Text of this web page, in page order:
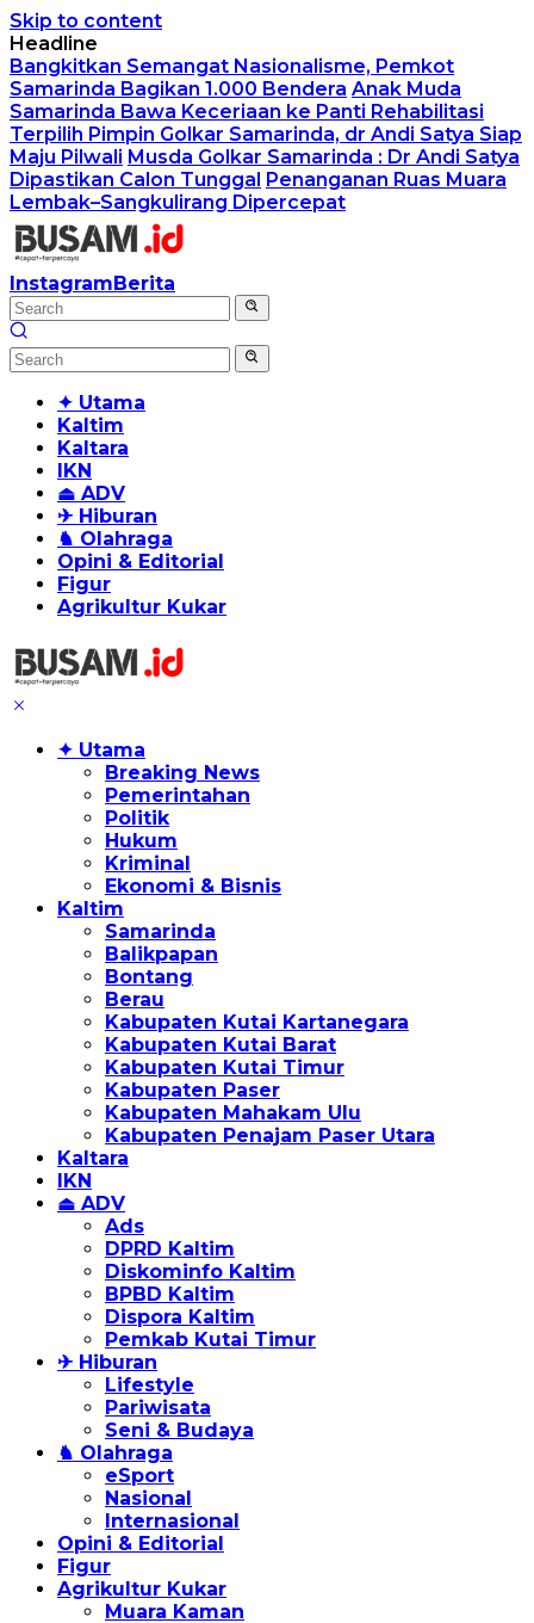
Skip to content
Headline
Bangkitkan Semangat Nasionalisme, Pemkot
Samarinda Bagikan 1.000 Bendera Anak Muda
Samarinda Bawa Keceriaan ke Panti Rehabilitasi
Terpilih Pimpin Golkar Samarinda, dr Andi Satya Siap
Maju Pilwali Musda Golkar Samarinda : Dr Andi Satya
Dipastikan Calon Tunggal Penanganan Ruas Muara
Lembak–Sangkulirang Dipercepat
InstagramBerita
✦ Utama
Kaltim
Kaltara
IKN
⏏ ADV
✈ Hiburan
♞ Olahraga
Opini & Editorial
Figur
Agrikultur Kukar
✦ Utama
Breaking News
Pemerintahan
Politik
Hukum
Kriminal
Ekonomi & Bisnis
Kaltim
Samarinda
Balikpapan
Bontang
Berau
Kabupaten Kutai Kartanegara
Kabupaten Kutai Barat
Kabupaten Kutai Timur
Kabupaten Paser
Kabupaten Mahakam Ulu
Kabupaten Penajam Paser Utara
Kaltara
IKN
⏏ ADV
Ads
DPRD Kaltim
Diskominfo Kaltim
BPBD Kaltim
Dispora Kaltim
Pemkab Kutai Timur
✈ Hiburan
Lifestyle
Pariwisata
Seni & Budaya
♞ Olahraga
eSport
Nasional
Internasional
Opini & Editorial
Figur
Agrikultur Kukar
Muara Kaman